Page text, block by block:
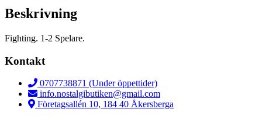
Beskrivning
Fighting. 1-2 Spelare.
Kontakt
0707738871 (Under öppettider)
info.nostalgibutiken@gmail.com
Företagsallén 10, 184 40 Åkersberga